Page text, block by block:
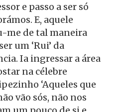
e passo a ser só
E, aquele
me de tal maneira
um ‘Rui’ da
Ia ingressar a área
na célebre
‘Aqueles que
vão sós, não nos